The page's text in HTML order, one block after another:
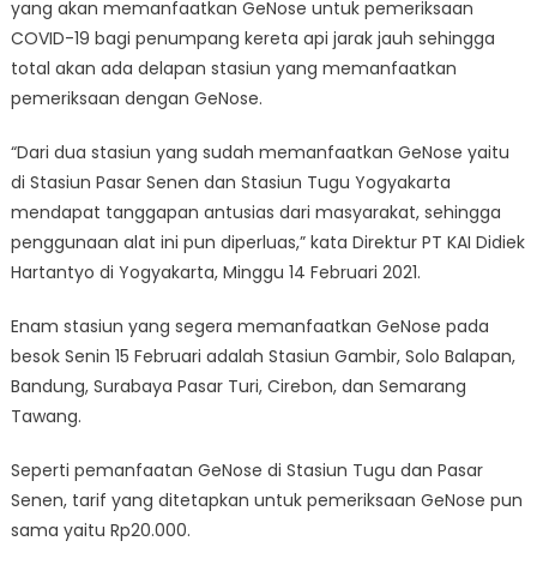
Yang
Buka
Layanan
8
Stasiun
yang akan memanfaatkan GeNose untuk pemeriksaan
COVID-19 bagi penumpang kereta api jarak jauh sehingga
total akan ada delapan stasiun yang memanfaatkan
pemeriksaan dengan GeNose.
“Dari dua stasiun yang sudah memanfaatkan GeNose yaitu
di Stasiun Pasar Senen dan Stasiun Tugu Yogyakarta
mendapat tanggapan antusias dari masyarakat, sehingga
penggunaan alat ini pun diperluas,” kata Direktur PT KAI Didiek
Hartantyo di Yogyakarta, Minggu 14 Februari 2021.
Enam stasiun yang segera memanfaatkan GeNose pada
besok Senin 15 Februari adalah Stasiun Gambir, Solo Balapan,
Bandung, Surabaya Pasar Turi, Cirebon, dan Semarang
Tawang.
Seperti pemanfaatan GeNose di Stasiun Tugu dan Pasar
Senen, tarif yang ditetapkan untuk pemeriksaan GeNose pun
sama yaitu Rp20.000.